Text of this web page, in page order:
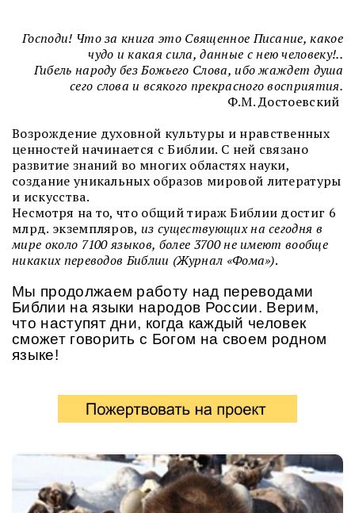
Господи! Что за книга это Священное Писание, какое
чудо и какая сила, данные с нею человеку!..
Гибель народу без Божьего Слова, ибо жаждет душа
сего слова и всякого прекрасного восприятия.
Ф.М. Достоевский
Возрождение духовной культуры и нравственных
ценностей начинается с Библии. С ней связано
развитие знаний во многих областях науки,
создание уникальных образов мировой литературы
и искусства.
Несмотря на то, что общий тираж Библии достиг 6
млрд. экземпляров,из существующих на сегодня в
мире около 7100 языков, более 3700 не имеют вообще
никаких переводов Библии (Журнал «Фома»).
Мы продолжаем работу над переводами
Библии на языки народов России. Верим,
что наступят дни, когда каждый человек
сможет говорить с Богом на своем родном
языке!